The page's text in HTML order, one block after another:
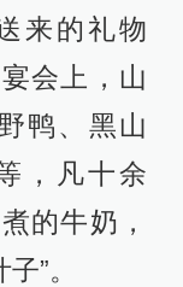
来的礼物
会上，山
鸭、黑山
，凡十余
的牛奶，
”。